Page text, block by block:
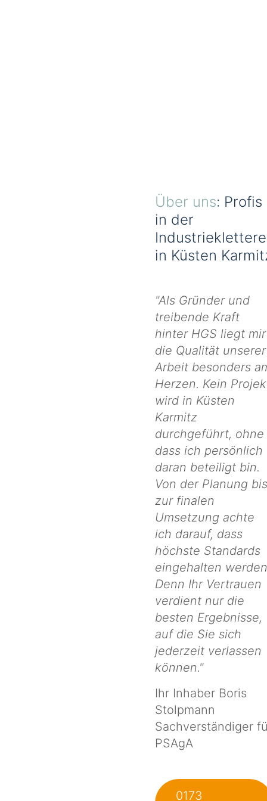
Über uns: Profis
in der
in Küsten
"Als Gründer und
treibende Kraft
hinter HGS liegt mir
die Qualität unserer
Arbeit besonders
Herzen. Kein
wird in Küsten
Karmitz
durchgeführt, ohne
dass ich persönlich
daran beteiligt bin.
Von der Planung bis
zur finalen
Umsetzung achte
ich darauf, dass
höchste Standards
eingehalten
Denn Ihr Vertrauen
verdient nur die
besten Ergebnisse,
auf die Sie sich
jederzeit verlassen
können."
Ihr Inhaber Boris
Stolpmann
Sachverständiger
PSAgA
0173